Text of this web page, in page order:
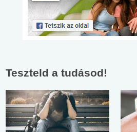
Teszteld a tudásod!